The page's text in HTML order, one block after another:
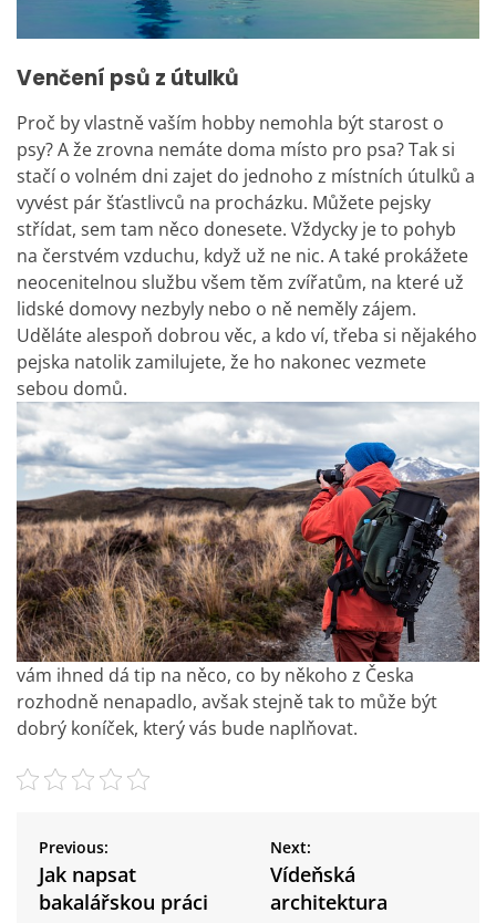
Venčení psů z útulků
Proč by vlastně vaším hobby nemohla být starost o
psy? A že zrovna nemáte doma místo pro psa? Tak si
stačí o volném dni zajet do jednoho z místních útulků a
vyvést pár šťastlivců na procházku. Můžete pejsky
střídat, sem tam něco donesete. Vždycky je to pohyb
na čerstvém vzduchu, když už ne nic. A také prokážete
neocenitelnou službu všem těm zvířatům, na které už
lidské domovy nezbyly nebo o ně neměly zájem.
Uděláte alespoň dobrou věc, a kdo ví, třeba si nějakého
pejska natolik zamilujete, že ho nakonec vezmete
sebou domů.
vám ihned dá tip na něco, co by někoho z Česka
rozhodně nenapadlo, avšak stejně tak to může být
dobrý koníček, který vás bude naplňovat.
Previous:
Jak napsat
bakalářskou práci
Next:
Vídeňská
architektura